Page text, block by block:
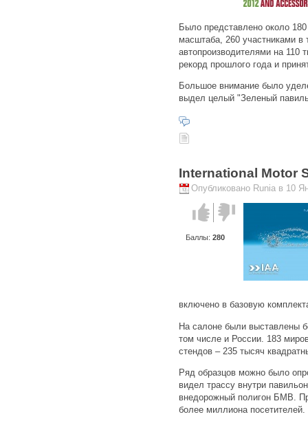
Было представлено около
масштаба, 260 участниками
автопроизводителями на 110
рекорд прошлого года и
Большое внимание было
выдел целый "Зеленый
International Motor
Опубликовано Runia в 10
Голос за!Голос
против!
Баллы: 280
включено в базовую
На салоне были выставлены
том числе и России. 183
стендов – 235 тысяч
Ряд образцов можно было
видел трассу внутри
внедорожный полигон БМВ.
более миллиона посетителей.